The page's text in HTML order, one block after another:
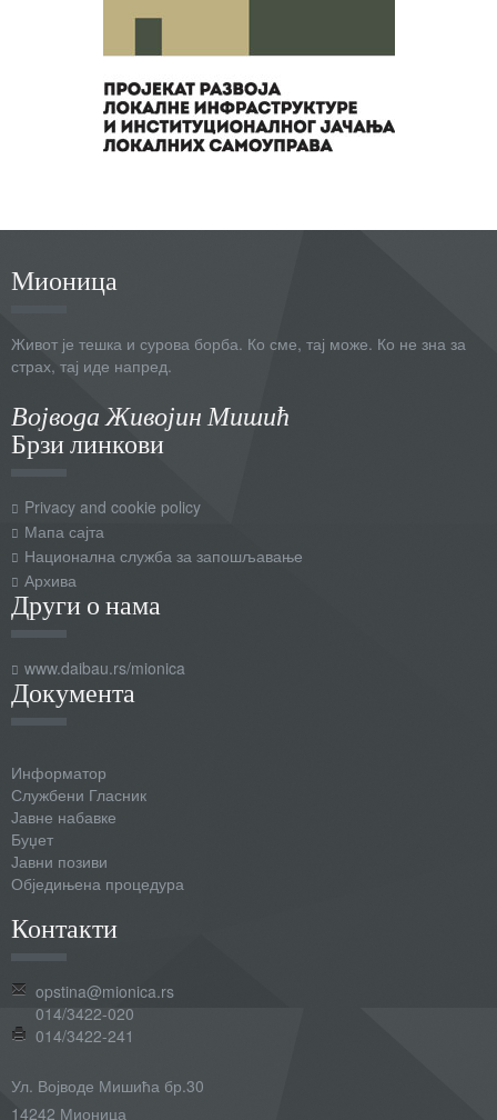
Мионица
Живот је тешка и сурова борба. Ко сме, тај може. Ко не зна за
страх, тај иде напред.
Војвода Живојин Мишић
Брзи линкови
Privacy and cookie policy
Мапа сајта
Национална служба за запошљавање
Архива
Други о нама
www.daibau.rs/mionica
Документа
Информатор
Службени Гласник
Јавне набавке
Буџет
Јавни позиви
Обједињена процедура
Контакти
opstina@mionica.rs
014/3422-020
014/3422-241
Ул. Војводе Мишића бр.30
14242 Мионица